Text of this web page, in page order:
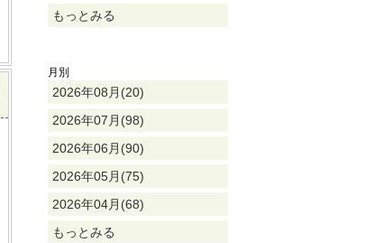
もっとみる
月別
2026年08月(20)
2026年07月(98)
2026年06月(90)
2026年05月(75)
2026年04月(68)
もっとみる